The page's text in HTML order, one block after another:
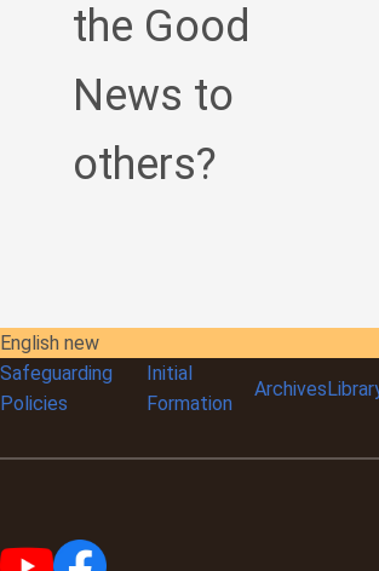
the Good
News to
others?
English new
Safeguarding
Policies
Initial
Formation
Archives